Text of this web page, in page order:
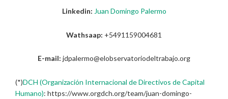
Linkedin: Juan Domingo Palermo
Wathsaap: +5491159004681
E-mail: jdpalermo@elobservatoriodeltrabajo.org
(*)DCH (Organización Internacional de Directivos de Capital
Humano): https://www.orgdch.org/team/juan-domingo-